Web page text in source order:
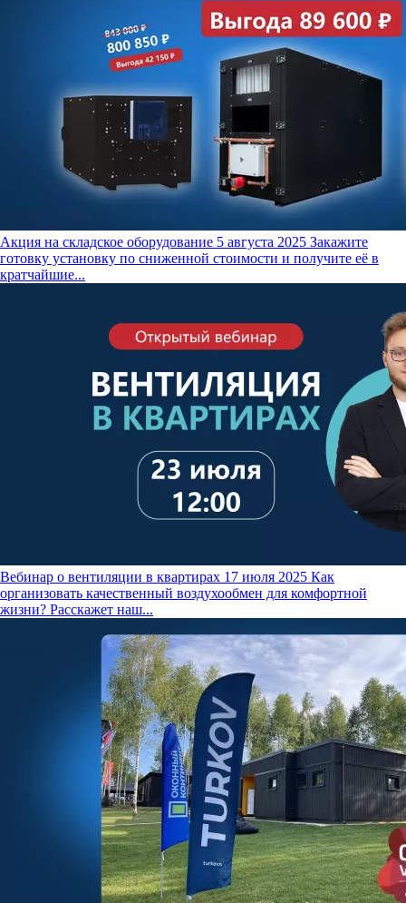
Акция на складское оборудование 5 августа 2025 Закажите
готовку установку по сниженной стоимости и получите её в
кратчайшие...
Вебинар о вентиляции в квартирах 17 июля 2025 Как
организовать качественный воздухообмен для комфортной
жизни? Расскажет наш...